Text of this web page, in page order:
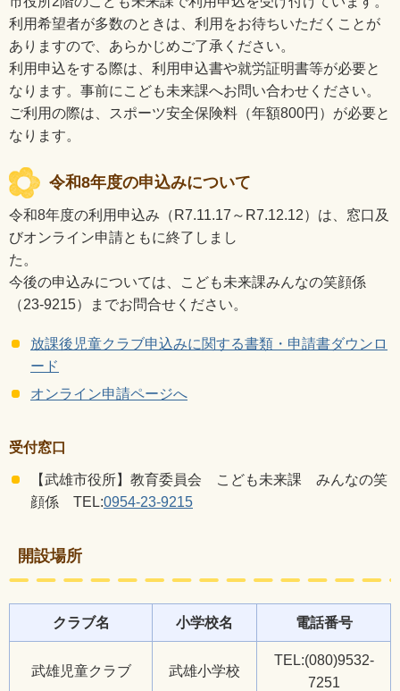
利用希望者が多数のときは、利用をお待ちいただくことが
ありますので、あらかじめご了承ください。
利用申込をする際は、利用申込書や就労証明書等が必要と
なります。事前にこども未来課へお問い合わせください。
ご利用の際は、スポーツ安全保険料（年額800円）が必要と
なります。
令和8年度の申込みについて
令和8年度の利用申込み（R7.11.17～R7.12.12）は、窓口及
びオンライン申請ともに終了しまし
た
今後の申込みについては、こども未来課みんなの笑顔係
（23-9215）までお問合せください。
放課後児童クラブ申込みに関する書類・申請書ダウンロ
ード
オンライン申請ページへ
受付窓口
【武雄市役所】教育委員会 こども未来課 みんなの笑
顔係 TEL:0954-23-9215
開設場所
クラブ名 小学校名 電話番号
武雄児童クラブ 武雄小学校
TEL:(080)9532-
7251